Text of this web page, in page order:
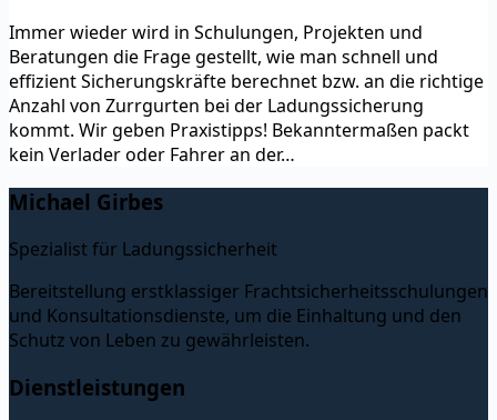
Immer wieder wird in Schulungen, Projekten und
Beratungen die Frage gestellt, wie man schnell und
effizient Sicherungskräfte berechnet bzw. an die richtige
Anzahl von Zurrgurten bei der Ladungssicherung
kommt. Wir geben Praxistipps! Bekanntermaßen packt
kein Verlader oder Fahrer an der…
Michael Girbes
Spezialist für Ladungssicherheit
Bereitstellung erstklassiger Frachtsicherheitsschulungen
und Konsultationsdienste, um die Einhaltung und den
Schutz von Leben zu gewährleisten.
Dienstleistungen